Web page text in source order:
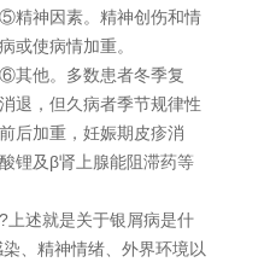
精神因素。精神创伤和情
或使病情加重。
其他。多数患者冬季复
退，但久病者季节规律性
后加重，妊娠期皮疹消
锂及β肾上腺能阻滞药等
上述就是关于银屑病是什
、精神情绪、外界环境以